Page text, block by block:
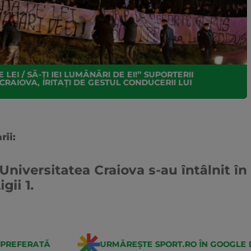
LEI / SĂ-ȚI IEI LUMÂNĂRI DE EI!” SUPORTERII
IRITAȚI DE GESTUL CONDUCERII LUI
Craiova s-au întâlnit în
1.
URMĂREȘTE SPORT.RO ÎN GOOGLE